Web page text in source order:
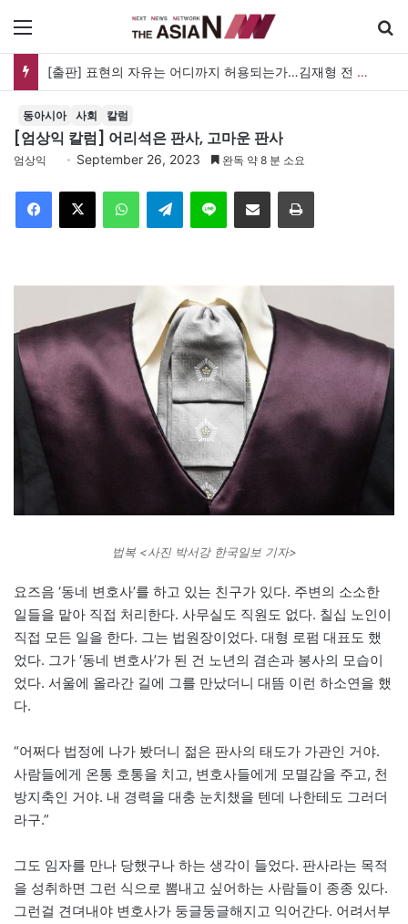
[출판] 표현의 자유는 어디까지 허용되는가…김재형 전 대법관 ‘언론과 인격권’
동아시아 사회 칼럼
[엄상익 칼럼] 어리석은 판사, 고마운 판사
엄상익 September 26, 2023 완독 약 8 분 소요
Telegram 이메일
법복 <사진 박서강 한국일보 기자>
요즈음 ‘동네 변호사’를 하고 있는 친구가 있다. 주변의 소소한
일들을 맡아 직접 처리한다. 사무실도 직원도 없다. 칠십 노인이
직접 모든 일을 한다. 그는 법원장이었다. 대형 로펌 대표도 했
었다. 그가 ‘동네 변호사’가 된 건 노년의 겸손과 봉사의 모습이
었다. 서울에 올라간 길에 그를 만났더니 대뜸 이런 하소연을 했
다.
“어쩌다 법정에 나가 봤더니 젊은 판사의 태도가 가관인 거야.
사람들에게 온통 호통을 치고, 변호사들에게 모멸감을 주고, 천
방지축인 거야. 내 경력을 대충 눈치챘을 텐데 나한테도 그러더
라구.”
그도 임자를 만나 당했구나 하는 생각이 들었다. 판사라는 목적
을 성취하면 그런 식으로 뽐내고 싶어하는 사람들이 종종 있다.
그런걸 견뎌내야 변호사가 둥글둥글해지고 익어간다. 어려서부